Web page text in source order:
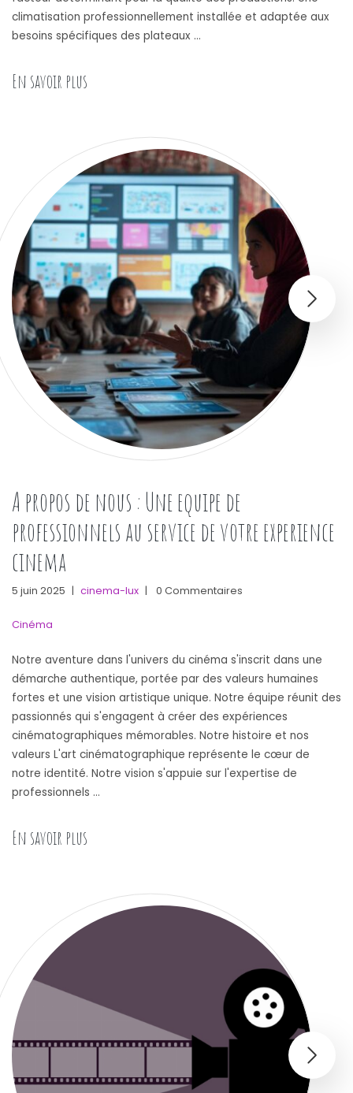
climatisation professionnellement installée et adaptée aux
besoins spécifiques des plateaux …
En savoir plus
A propos de nous : Une equipe de
professionnels au service de votre experience
cinema
5 juin 2025 | cinema-lux | 0 Commentaires
Cinéma
Notre aventure dans l'univers du cinéma s'inscrit dans une
démarche authentique, portée par des valeurs humaines
fortes et une vision artistique unique. Notre équipe réunit des
passionnés qui s'engagent à créer des expériences
cinématographiques mémorables. Notre histoire et nos
valeurs L'art cinématographique représente le cœur de
notre identité. Notre vision s'appuie sur l'expertise de
professionnels …
En savoir plus